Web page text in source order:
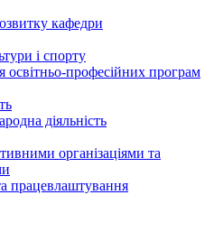
кафедри
і спорту
освітньо-професійних програм
діяльність
організаціями та
працевлаштування